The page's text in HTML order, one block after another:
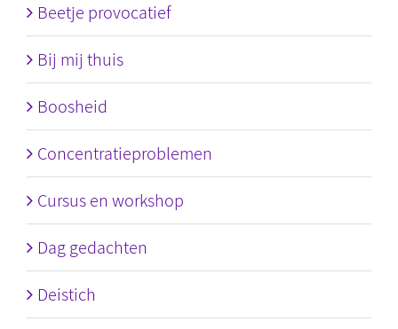
Beetje provocatief
Bij mij thuis
Boosheid
Concentratieproblemen
Cursus en workshop
Dag gedachten
Deistich